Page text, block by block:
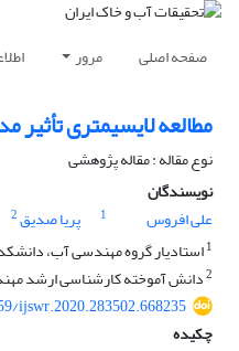
صفحه اصلی مرور
مطالعه لایسیمتری
نوع مقاله : مقاله پژوهشی
نویسندگان
علی افروس
1 پریا صدیق2
1استادیار گروه مهندسی آب،
2دانش آموخته کارشناسی ارشد
ijswr.2020.283502.668235
چکیده